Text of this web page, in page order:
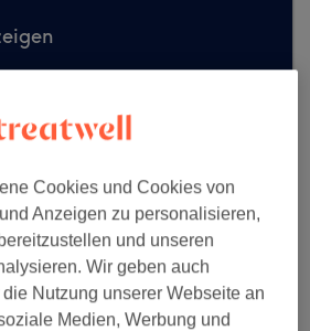
Cookies und Cookies von
Anzeigen zu personalisieren,
und unseren
Wir geben auch
Nutzung unserer Webseite an
Medien, Werbung und